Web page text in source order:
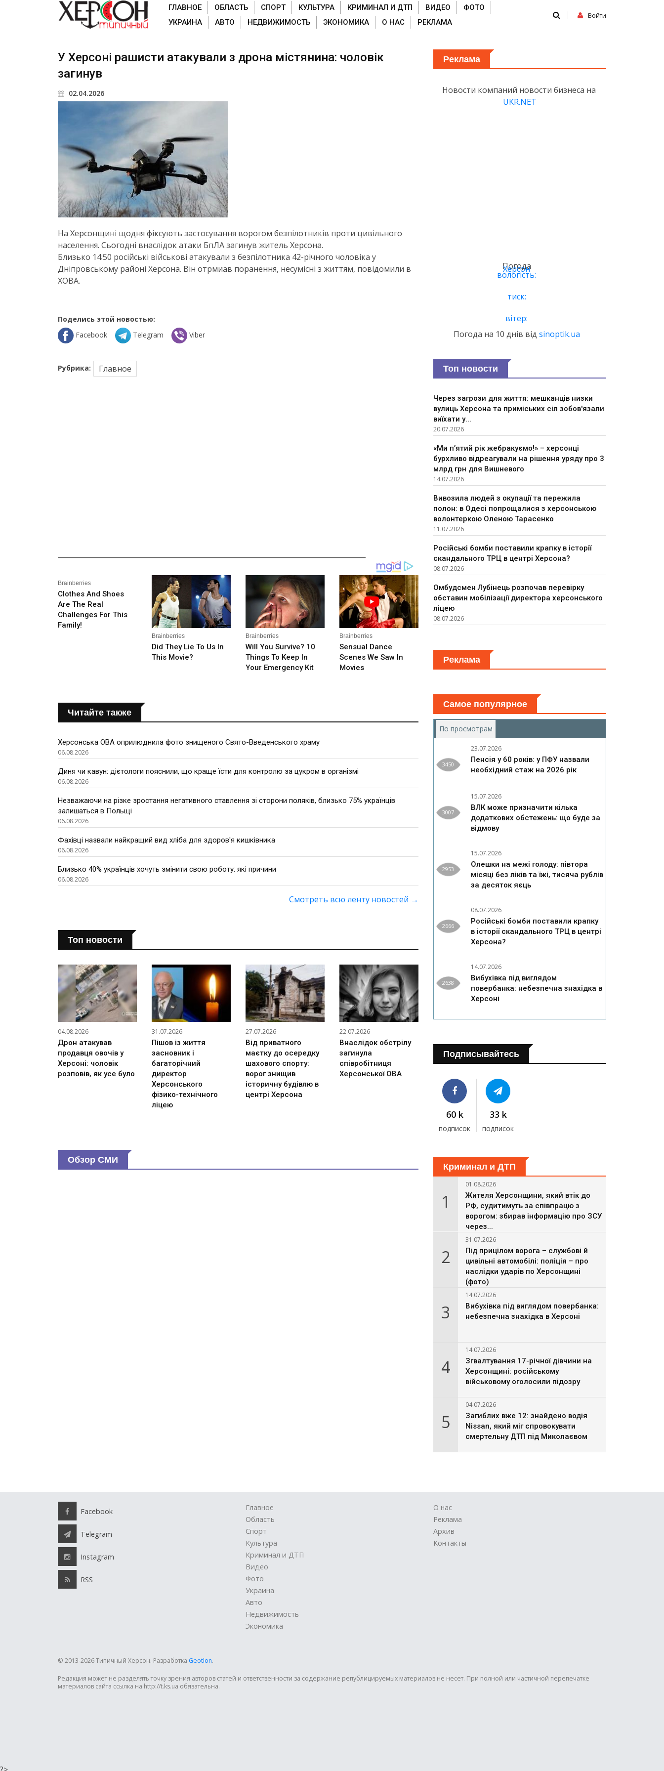
ГЛАВНОЕ ОБЛАСТЬ СПОРТ КУЛЬТУРА КРИМИНАЛ И ДТП ВИДЕО
ФОТО
УКРАИНА
АВТО НЕДВИЖИМОСТЬ ЭКОНОМИКА О НАС РЕКЛАМА
Войти
У Херсоні рашисти атакували з дрона містянина: чоловік
загинув
02.04.2026
На Херсонщині щодня фіксують застосування ворогом безпілотників проти цивільного
населення. Сьогодні внаслідок атаки БпЛА загинув житель Херсона.
Близько 14:50 російські військові атакували з безпілотника 42-річного чоловіка у
Дніпровському районі Херсона. Він отрмиав поранення, несумісні з життям, повідомили в
ХОВА.
Поделись этой новостью:
Facebook
Telegram Viber
Рубрика: Главное
Читайте также
Херсонська ОВА оприлюднила фото знищеного Свято-Введенського храму
06.08.2026
Диня чи кавун: дієтологи пояснили, що краще їсти для контролю за цукром в організмі
06.08.2026
Незважаючи на різке зростання негативного ставлення зі сторони поляків, близько 75% українців
залишаться в Польщі
06.08.2026
Фахівці назвали найкращий вид хліба для здоров'я кишківника
06.08.2026
Близько 40% українців хочуть змінити свою роботу: які причини
06.08.2026
Смотреть всю ленту новостей →
Топ новости
04.08.2026
Дрон атакував
продавця овочів у
Херсоні: чоловік
розповів, як усе було
31.07.2026
Пішов із життя
засновник і
багаторічний
директор
Херсонського
фізико-технічного
ліцею
27.07.2026
Від приватного
маєтку до осередку
шахового спорту:
ворог знищив
історичну будівлю в
центрі Херсона
22.07.2026
Внаслідок обстрілу
загинула
співробітниця
Херсонської ОВА
Обзор СМИ
Реклама
Новости компаний новости бизнеса на
UKR.NET
Погода
Херсон
вологість:
тиск:
вітер:
Погода на 10 днів від sinoptik.ua
Топ новости
Через загрози для життя: мешканців низки
вулиць Херсона та приміських сіл зобов'язали
виїхати у...
20.07.2026
«Ми п’ятий рік жебракуємо!» – херсонці
бурхливо відреагували на рішення уряду про 3
млрд грн для Вишневого
14.07.2026
Вивозила людей з окупації та пережила
полон: в Одесі попрощалися з херсонською
волонтеркою Оленою Тарасенко
11.07.2026
Російські бомби поставили крапку в історії
скандального ТРЦ в центрі Херсона?
08.07.2026
Омбудсмен Лубінець розпочав перевірку
обставин мобілізації директора херсонського
ліцею
08.07.2026
Реклама
Самое популярное
По просмотрам
3450
23.07.2026
Пенсія у 60 років: у ПФУ назвали
необхідний стаж на 2026 рік
3007
15.07.2026
ВЛК може призначити кілька
додаткових обстежень: що буде за
відмову
2953
15.07.2026
Олешки на межі голоду: півтора
місяці без ліків та їжі, тисяча рублів
за десяток яєць
2666
08.07.2026
Російські бомби поставили крапку
в історії скандального ТРЦ в центрі
Херсона?
2638
14.07.2026
Вибухівка під виглядом
повербанка: небезпечна знахідка в
Херсоні
Подписывайтесь
60 k
подписок
33 k
подписок
Криминал и ДТП
1
01.08.2026
Жителя Херсонщини, який втік до
РФ, судитимуть за співпрацю з
ворогом: збирав інформацію про ЗСУ
через...
2
31.07.2026
Під прицілом ворога – службові й
цивільні автомобілі: поліція – про
наслідки ударів по Херсонщині
(фото)
3
14.07.2026
Вибухівка під виглядом повербанка:
небезпечна знахідка в Херсоні
4
14.07.2026
Згвалтування 17-річної дівчини на
Херсонщині: російському
військовому оголосили підозру
5
04.07.2026
Загиблих вже 12: знайдено водія
Nissan, який міг спровокувати
смертельну ДТП під Миколаєвом
Facebook
Telegram
Instagram
RSS
Главное
Область
Спорт
Культура
Криминал и ДТП
Видео
Фото
Украина
Авто
Недвижимость
Экономика
О нас
Реклама
Архив
Контакты
© 2013-2026 Типичный Херсон. Разработка Geotlon.
Редакция может не разделять точку зрения авторов статей и ответственности за содержание републицируемых материалов не несет. При полной или частичной перепечатке
материалов сайта ссылка на http://t.ks.ua обязательна.